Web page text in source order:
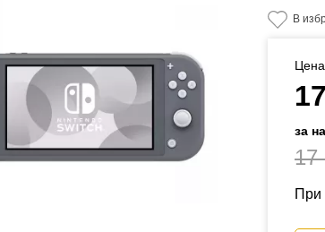
В
за
17
При